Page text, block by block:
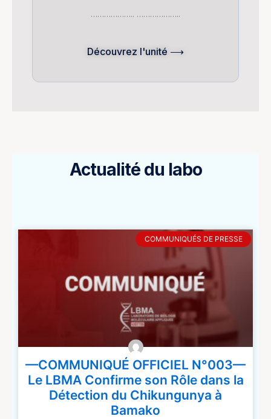
……………….. ………………..
Découvrez l'unité ⟶
Actualité du labo
COMMUNIQUÉS DE PRESSE
—COMMUNIQUÉ OFFICIEL N°003—
Le LBMA Confirme son Rôle dans la
Détection du Chikungunya à
Bamako